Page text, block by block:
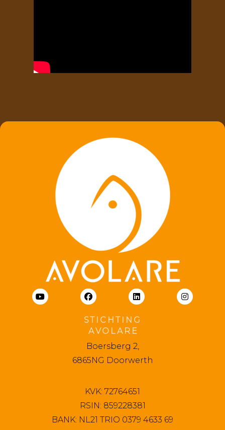
S T I C H T I N G
A V O L A R E
Boersberg 2,
6865NG Doorwerth
KVK: 72764651
RSIN: 859228381
BANK: NL21 TRIO 0379 4633 69